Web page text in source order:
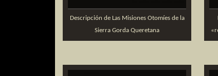
Descripción de Las Misiones Otomíes de la
Sierra Gorda Queretana